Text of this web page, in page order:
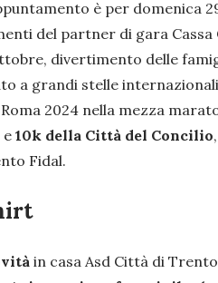
è per domenica
del partner di gara Cassa
divertimento delle
a grandi stelle
2024 nella mezza
e 10k della Città del Concilio
Fidal.
in casa Asd Città di